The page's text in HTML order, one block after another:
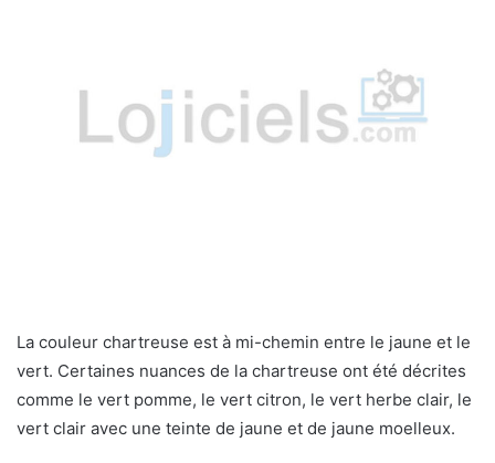
La couleur chartreuse est à mi-chemin entre le jaune et le
vert. Certaines nuances de la chartreuse ont été décrites
comme le vert pomme, le vert citron, le vert herbe clair, le
vert clair avec une teinte de jaune et de jaune moelleux.